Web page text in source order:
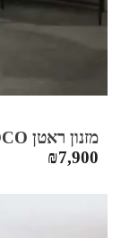
מזנון ראטן COCO
₪7,900